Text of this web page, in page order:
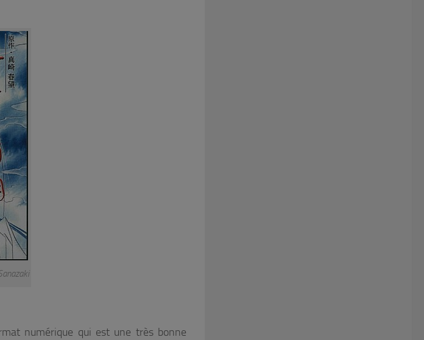
numérique qui est une très bonne